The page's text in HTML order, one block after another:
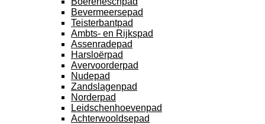
Bevermeersepad
Teisterbantpad
Ambts- en Rijkspad
Assenradepad
Harsloërpad
Avervoorderpad
Nudepad
Zandslagenpad
Norderpad
Leidschenhoevenpad
Achterwooldsepad